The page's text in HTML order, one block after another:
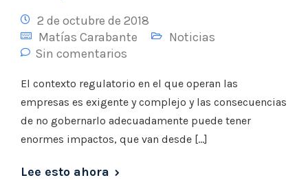
2 de octubre de 2018
Matías Carabante
Noticias
Sin comentarios
El contexto regulatorio en el que operan las
empresas es exigente y complejo y las consecuencias
de no gobernarlo adecuadamente puede tener
enormes impactos, que van desde […]
Lee esto ahora